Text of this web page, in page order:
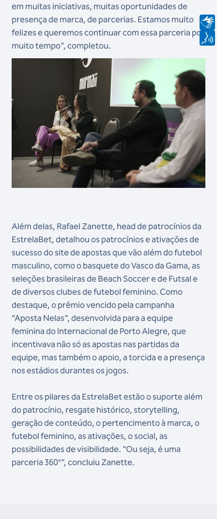
em muitas iniciativas, muitas oportunidades de
presença de marca, de parcerias. Estamos muito
felizes e queremos continuar com essa parceria por
muito tempo”, completou.
Além delas, Rafael Zanette, head de patrocínios da
EstrelaBet, detalhou os patrocínios e ativações de
sucesso do site de apostas que vão além do futebol
masculino, como o basquete do Vasco da Gama, as
seleções brasileiras de Beach Soccer e de Futsal e
de diversos clubes de futebol feminino. Como
destaque, o prêmio vencido pela campanha
“Aposta Nelas”, desenvolvida para a equipe
feminina do Internacional de Porto Alegre, que
incentivava não só as apostas nas partidas da
equipe, mas também o apoio, a torcida e a presença
nos estádios durantes os jogos.
Entre os pilares da EstrelaBet estão o suporte além
do patrocínio, resgate histórico, storytelling,
geração de conteúdo, o pertencimento à marca, o
futebol feminino, as ativações, o social, as
possibilidades de visibilidade. "Ou seja, é uma
parceria 360°”, concluiu Zanette.